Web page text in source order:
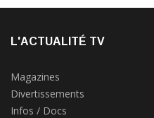
L'ACTUALITÉ TV
Magazines
Divertissements
Infos / Docs